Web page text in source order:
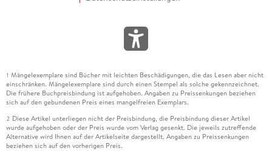
1 Mängelexemplare sind Bücher mit leichten Beschädigungen, die das Lesen aber nicht
einschränken. Mängelexemplare sind durch einen Stempel als solche gekennzeichnet.
Die frühere Buchpreisbindung ist aufgehoben. Angaben zu Preissenkungen beziehen
sich auf den gebundenen Preis eines mangelfreien Exemplars.
2 Diese Artikel unterliegen nicht der Preisbindung, die Preisbindung dieser Artikel
wurde aufgehoben oder der Preis wurde vom Verlag gesenkt. Die jeweils zutreffende
Alternative wird Ihnen auf der Artikelseite dargestellt. Angaben zu Preissenkungen
beziehen sich auf den vorherigen Preis.